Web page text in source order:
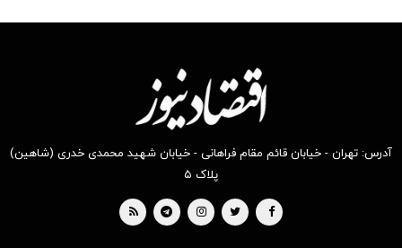
آدرس: تهران - خیابان قائم مقام فراهانی - خیابان شهید محمدی خدری (شاهین)
پلاک ۵